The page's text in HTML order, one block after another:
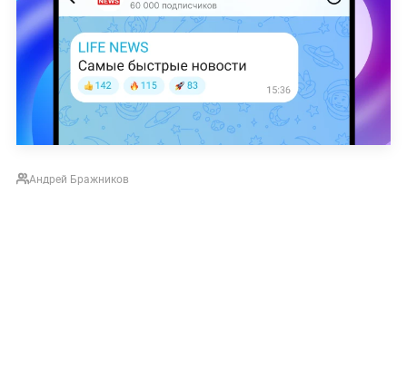
Андрей Бражников